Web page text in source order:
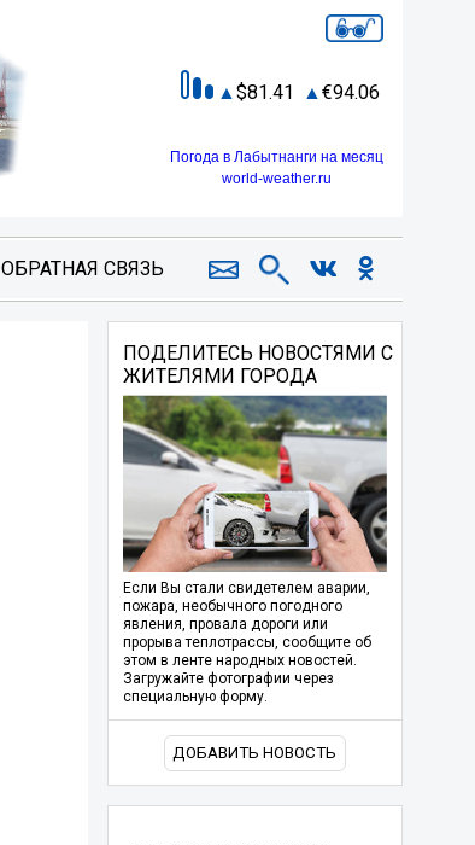
81.41 94.06
Погода в Лабытнанги на месяц
world-weather.ru
ОБРАТНАЯ СВЯЗЬ
ПОДЕЛИТЕСЬ НОВОСТЯМИ С
ЖИТЕЛЯМИ ГОРОДА
Если Вы стали свидетелем аварии,
пожара, необычного погодного
явления, провала дороги или
прорыва теплотрассы, сообщите об
этом в ленте народных новостей.
Загружайте фотографии через
специальную форму.
ДОБАВИТЬ НОВОСТЬ